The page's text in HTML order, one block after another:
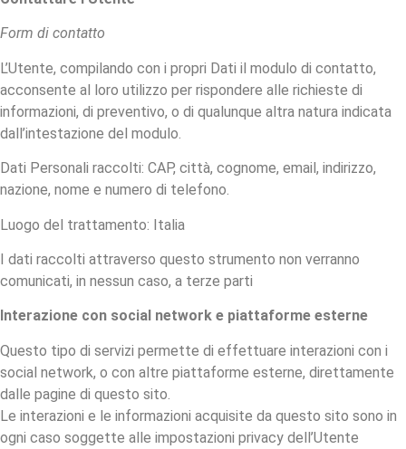
Form di contatto
L’Utente, compilando con i propri Dati il modulo di contatto,
acconsente al loro utilizzo per rispondere alle richieste di
informazioni, di preventivo, o di qualunque altra natura indicata
dall’intestazione del modulo.
Dati Personali raccolti: CAP, città, cognome, email, indirizzo,
nazione, nome e numero di telefono.
Luogo del trattamento: Italia
I dati raccolti attraverso questo strumento non verranno
comunicati, in nessun caso, a terze parti
Interazione con social network e piattaforme esterne
Questo tipo di servizi permette di effettuare interazioni con i
social network, o con altre piattaforme esterne, direttamente
dalle pagine di questo sito.
Le interazioni e le informazioni acquisite da questo sito sono in
ogni caso soggette alle impostazioni privacy dell’Utente